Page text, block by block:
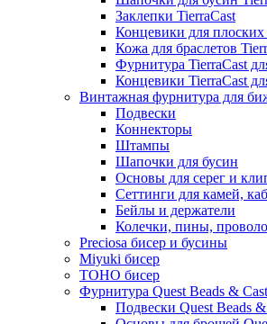
Заклепки TierraCast
Концевики для
Кожа для браслетов
Фурнитура TierraCast
Концевики TierraCast
Винтажная фурнитура для
Подвески
Коннекторы
Штампы
Шапочки для бусин
Основы для серег и
Сеттинги для камей,
Бейлы и держатели
Колечки, пины,
Preciosa бисер и бусины
Miyuki бисер
TOHO бисер
Фурнитура Quest Beads &
Подвески Quest Beads